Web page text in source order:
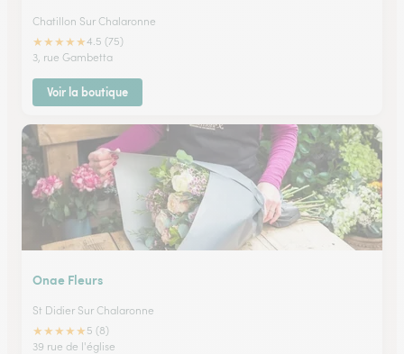
Chatillon Sur Chalaronne
★★★★★4.5 (75)
3, rue Gambetta
Voir la boutique
Onae Fleurs
St Didier Sur Chalaronne
★★★★★ 5 (8)
39 rue de l'église